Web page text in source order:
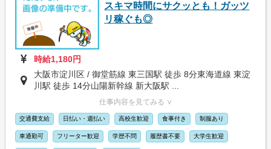
スキマ時間にサクッとも！ガッツ
リ稼ぐも◎
時給1,180円
大阪市淀川区 / 御堂筋線 東三国駅 徒歩 8分東海道線 東淀
川駅 徒歩 14分山陽新幹線 新大阪駅 ...
仕事内容を見てみる ∨
交通費支給 日払い・週払い 高校生歓迎 食事付き 制服あり
車通勤可 フリーター歓迎 学歴不問 履歴書不要 大学生歓迎